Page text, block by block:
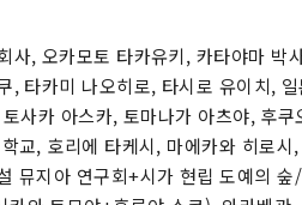
, 오카모토 타카유키, 카타야마 박
타카미 나오히로, 타시로 유이치,
사카 아스카, 토마나가 아츠야, 후쿠
교, 호리에 타케시, 마에카와 히로시
뮤지아 연구회+시가 현립 도예의